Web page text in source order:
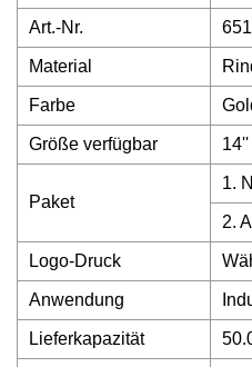
Art.-Nr.
Material
Farbe
Größe verfügbar 14''
Paket
1.
2.
Logo-Druck
Anwendung
Lieferkapazität